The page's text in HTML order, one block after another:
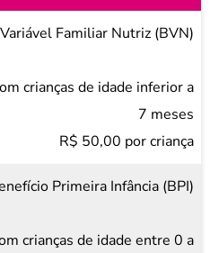
Familiar Nutriz (BVN)
crianças de idade inferior a
7 meses
R$ 50,00 por criança
Primeira Infância (BPI)
crianças de idade entre 0 a